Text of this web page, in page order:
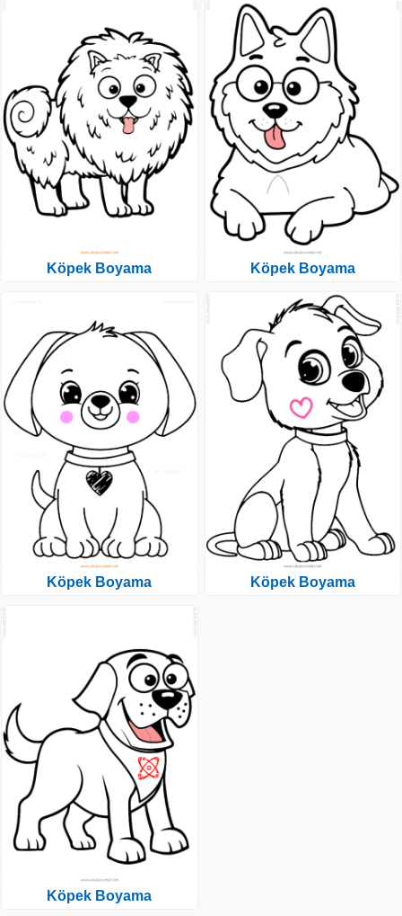
Köpek Boyama
Köpek Boyama
Köpek Boyama
Köpek Boyama
Köpek Boyama